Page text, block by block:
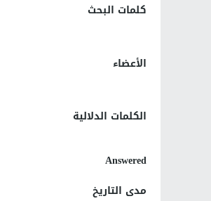
كلمات البحث
الأعضاء
الكلمات الدلالية
Answered
مدى التاريخ